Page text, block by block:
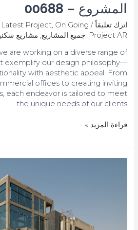
المشروع – 00688​
اترك تعليقاً /
Latest Project, On Going
Project AR
, جميع المشاريع, مشاريع
are working on a diverse range of
exemplify our design philosophy—
with aesthetic appeal. From
offices to creating inviting
each endeavor is tailored to meet
the unique needs of our clients.
قراءة المزيد »